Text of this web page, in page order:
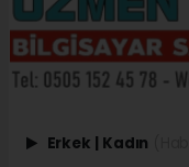
Erkek | Kadın